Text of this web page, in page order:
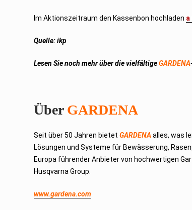
Im Aktionszeitraum den Kassenbon hochladen a
Quelle: ikp
Lesen Sie noch mehr über die vielfältigeGARDENA
Über GARDENA
Seit über 50 Jahren bietet GARDENAalles, was
Lösungen und Systeme für Bewässerung,
Europa führender Anbieter von hochwertigen
Husqvarna Group.
www.gardena.com